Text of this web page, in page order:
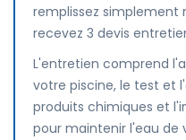
remplissez simplement
recevez 3 devis
L'entretien comprend
votre piscine, le test et
produits chimiques et
pour maintenir l'eau de